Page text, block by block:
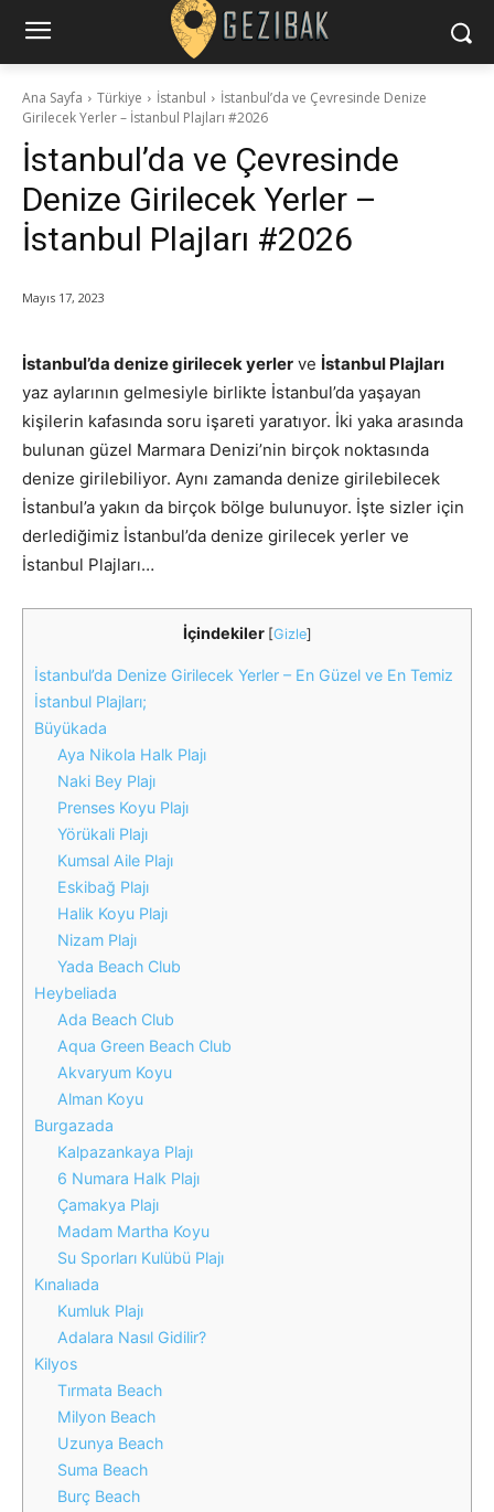
Ana Sayfa Türkiye İstanbul
İstanbul’da ve Çevresinde Denize
Girilecek Yerler – İstanbul Plajları #2026
İstanbul’da ve Çevresinde
Denize Girilecek Yerler –
İstanbul Plajları #2026
Mayıs 17, 2023
İstanbul’da denize girilecek yerler ve İstanbul Plajları
yaz aylarının gelmesiyle birlikte İstanbul’da yaşayan
kişilerin kafasında soru işareti yaratıyor. İki yaka arasında
bulunan güzel Marmara Denizi’nin birçok noktasında
denize girilebiliyor. Aynı zamanda denize girilebilecek
İstanbul’a yakın da birçok bölge bulunuyor. İşte sizler için
derlediğimiz İstanbul’da denize girilecek yerler ve
İstanbul Plajları…
İçindekiler [Gizle]
İstanbul’da Denize Girilecek Yerler – En Güzel ve En Temiz
İstanbul Plajları;
Büyükada
Aya Nikola Halk Plajı
Naki Bey Plajı
Prenses Koyu Plajı
Yörükali Plajı
Kumsal Aile Plajı
Eskibağ Plajı
Halik Koyu Plajı
Nizam Plajı
Yada Beach Club
Heybeliada
Ada Beach Club
Aqua Green Beach Club
Akvaryum Koyu
Alman Koyu
Burgazada
Kalpazankaya Plajı
6 Numara Halk Plajı
Çamakya Plajı
Madam Martha Koyu
Su Sporları Kulübü Plajı
Kınalıada
Kumluk Plajı
Adalara Nasıl Gidilir?
Kilyos
Tırmata Beach
Milyon Beach
Uzunya Beach
Suma Beach
Burç Beach